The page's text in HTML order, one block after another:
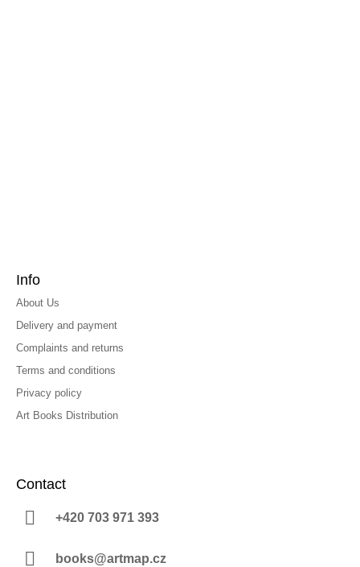
Info
About Us
Delivery and payment
Complaints and returns
Terms and conditions
Privacy policy
Art Books Distribution
Contact
+420 703 971 393
books@artmap.cz